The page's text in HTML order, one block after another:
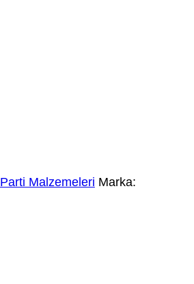
Parti Malzemeleri Marka: